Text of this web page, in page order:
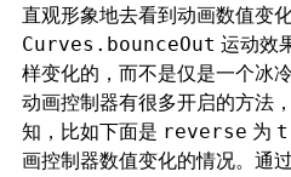
直观形象地去看到 动画数值变
Curves.bounceOut 运动效
样变化的，而不是仅是一个冰冷
动画控制器有很多开启的方法
知 ，比如下面是 reverse 为
画控制器数值变化的情况。通